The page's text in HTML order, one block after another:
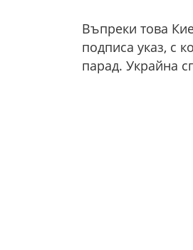
Въпреки това
подписа указ, с
парад. Украйна